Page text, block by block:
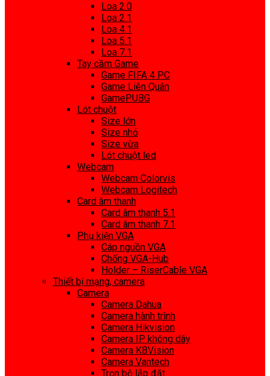
Loa 2.0
Loa 2.1
Loa 4.1
Loa 5.1
Loa 7.1
Tay cầm Game
Game FIFA 4 PC
Game Liên Quân
GamePUBG
Lót chuột
Size lớn
Size nhỏ
Size vừa
Lót chuột led
Webcam
Webcam Colorvis
Webcam Logitech
Card âm thanh
Card âm thanh 5.1
Card âm thanh 7.1
Phụ kiện VGA
Cáp nguồn VGA
Chống VGA-Hub
Holder – RiserCable VGA
Thiết bị mạng, camera
Camera
Camera Dahua
Camera hành trình
Camera Hikvision
Camera IP không dây
Camera KBVision
Camera Vantech
Trọn bộ lắp đặt